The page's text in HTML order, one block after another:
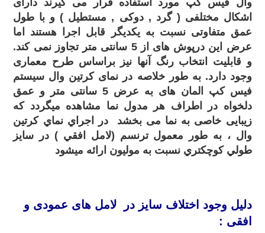
اشکال مختلفی ( گرد , دوکی , مستطیل ) و با طول
عمق متفاوتی نسبت به یکدیگر قابل اجرا هستند اما
عرض این درپوش های از 5 سانتی متر تجاوز نمی کند.
و قابلیت انتخاب رنگ آنها نیز براساس طرح معماری
وجود دارد. به طور خلاصه در نمای کرتین وال سیستم
فیس کپ المان های به عرض 5 سانتی متر و عمق
دلخواه در اطراف هر مدول نما مشاهده میگردد که
زیبایی خاصی به نما می بخشد در اجراي نماي کرتين
وال ، به طور معمول ترنسم (لامل افقي ) در سايز
طولي کوچکتري نسبت به موليون ارائه ميشود
دلیل وجود اختلاف سايز در لامل های عمودی و
افقی :